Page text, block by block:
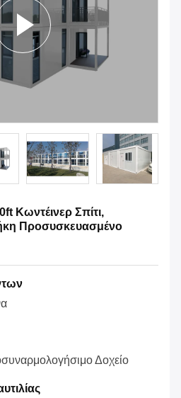
Κωντέινερ Σπίτι,
Προσυσκευασμένο
Δοχείο